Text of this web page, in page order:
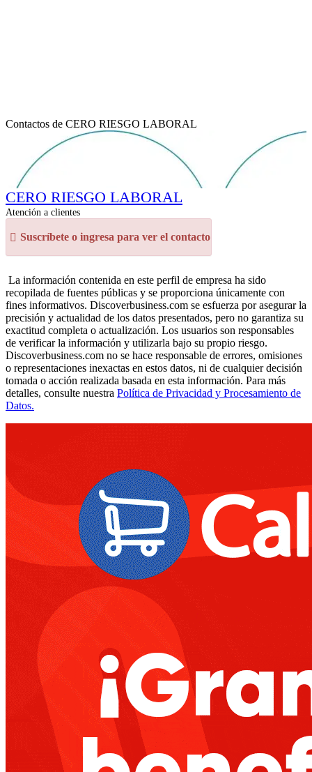
Contactos de CERO RIESGO LABORAL
CERO RIESGO LABORAL
Atención a clientes
Suscríbete o ingresa para ver el contacto
La información contenida en este perfil de empresa ha sido
recopilada de fuentes públicas y se proporciona únicamente con
fines informativos. Discoverbusiness.com se esfuerza por asegurar la
precisión y actualidad de los datos presentados, pero no garantiza su
exactitud completa o actualización. Los usuarios son responsables
de verificar la información y utilizarla bajo su propio riesgo.
Discoverbusiness.com no se hace responsable de errores, omisiones
o representaciones inexactas en estos datos, ni de cualquier decisión
tomada o acción realizada basada en esta información. Para más
detalles, consulte nuestra Política de Privacidad y Procesamiento de
Datos.